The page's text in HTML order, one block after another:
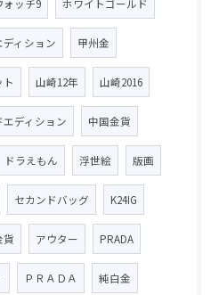
ォッチ9 ホワイトゴールド
ディション 甲州金
ト 山崎12年 山崎2016
エディション 中国金貨
ドラえもん 浮世絵 版画
セカンドバッグ K24IG
貨 アウター PRADA
ＰＲＡＤＡ 純白金